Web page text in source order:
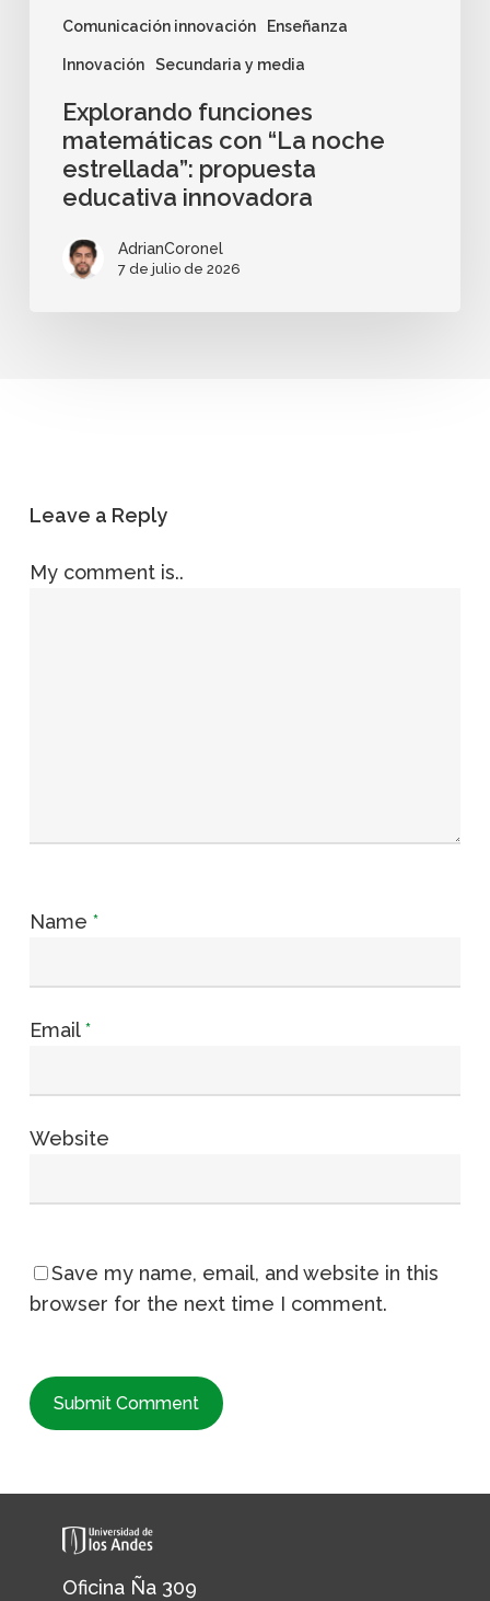
Comunicación innovación Enseñanza
Innovación Secundaria y media
Explorando funciones
matemáticas con “La noche
estrellada”: propuesta
educativa innovadora
AdrianCoronel
7 de julio de 2026
Leave a Reply
My comment is..
Name *
Email*
Website
Save my name, email, and website in this
browser for the next time I comment.
Oficina Ña 309